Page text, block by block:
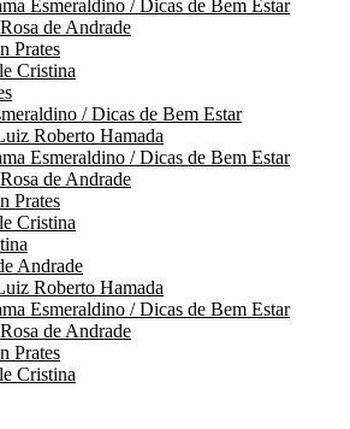
Esmeraldino / Dicas de Bem Estar
de Andrade
Prates
Cristina
/ Dicas de Bem Estar
Roberto Hamada
Esmeraldino / Dicas de Bem Estar
de Andrade
Prates
Cristina
Andrade
Roberto Hamada
Esmeraldino / Dicas de Bem Estar
de Andrade
Prates
Cristina